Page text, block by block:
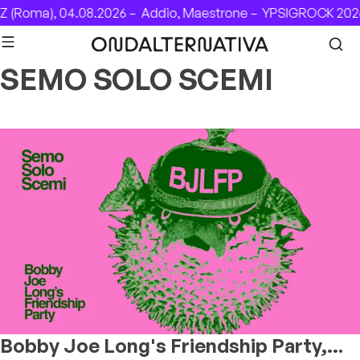
Skip to content
(Roma), 04.08.2026 – Addio, Maestrone – YPSIGROCK
SEMO SOLO SCEMI
Bobby Joe Long's Friendship Party,